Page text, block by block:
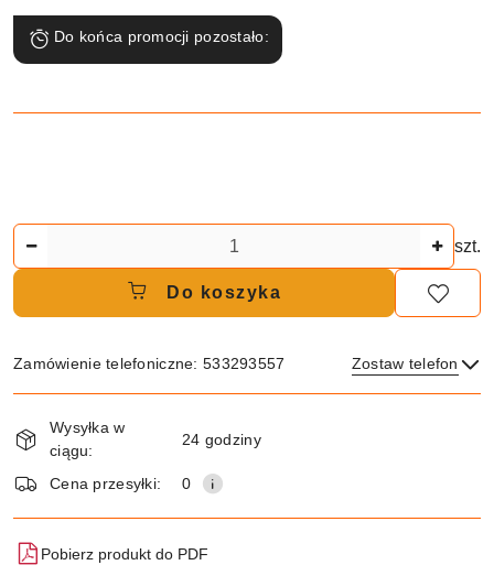
Do końca promocji pozostało:
szt.
Do koszyka
Zamówienie telefoniczne: 533293557 Zostaw telefon
i
dostawa
Wysyłka w
ciągu:
24 godziny
Cena przesyłki: 0
Pobierz produkt do PDF